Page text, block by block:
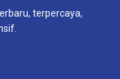
terpercaya,